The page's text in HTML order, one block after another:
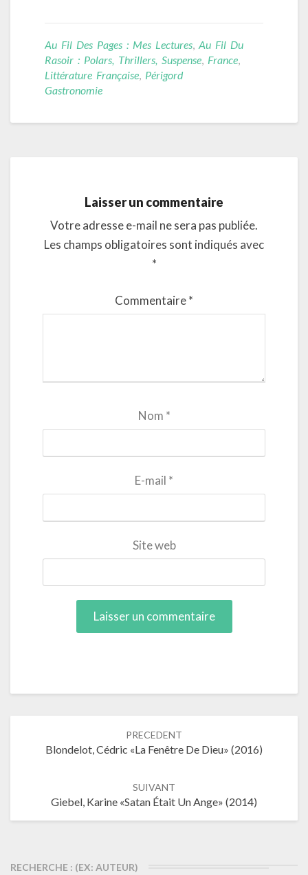
Au Fil Des Pages : Mes Lectures Au Fil Du
Rasoir : Polars, Thrillers, Suspense France
Littérature Française Périgord
Gastronomie
Laisser un commentaire
Votre adresse e-mail ne sera pas publiée.
Les champs obligatoires sont indiqués avec
*
Commentaire*
Nom *
E-mail *
Site web
PRECEDENT
Blondelot, Cédric «La Fenêtre De Dieu» (2016)
SUIVANT
Giebel, Karine «Satan Était Un Ange» (2014)
RECHERCHE : (EX: AUTEUR)